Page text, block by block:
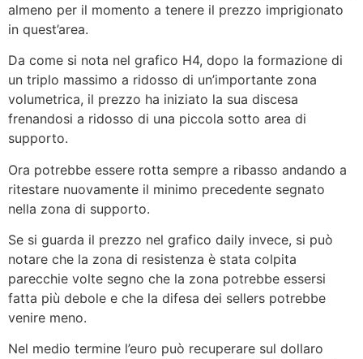
almeno per il momento a tenere il prezzo imprigionato
in quest’area.
Da come si nota nel grafico H4, dopo la formazione di
un triplo massimo a ridosso di un’importante zona
volumetrica, il prezzo ha iniziato la sua discesa
frenandosi a ridosso di una piccola sotto area di
supporto.
Ora potrebbe essere rotta sempre a ribasso andando a
ritestare nuovamente il minimo precedente segnato
nella zona di supporto.
Se si guarda il prezzo nel grafico daily invece, si può
notare che la zona di resistenza è stata colpita
parecchie volte segno che la zona potrebbe essersi
fatta più debole e che la difesa dei sellers potrebbe
venire meno.
Nel medio termine l’euro può recuperare sul dollaro